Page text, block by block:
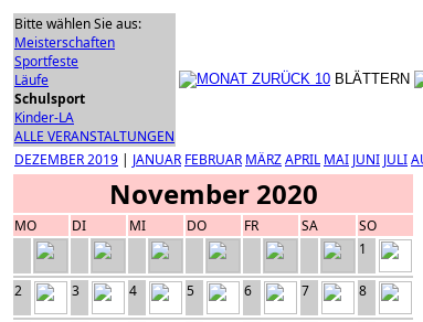
Bitte wählen Sie aus:
Meisterschaften
Sportfeste
Läufe
Schulsport
Kinder-LA
ALLE VERANSTALTUNGEN
BLÄTTERN
DEZEMBER 2019 | JANUAR FEBRUAR MÄRZAPRIL MAI JUNI JULI
November 2020
MO DI MI DO FR SA
SO
1
2 3 4 5 6 7 8